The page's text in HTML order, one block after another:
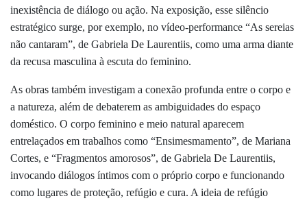
inexistência de diálogo ou ação. Na exposição, esse silêncio
estratégico surge, por exemplo, no vídeo-performance “As sereias
não cantaram”, de Gabriela De Laurentiis, como uma arma diante
da recusa masculina à escuta do feminino.
As obras também investigam a conexão profunda entre o corpo e
a natureza, além de debaterem as ambiguidades do espaço
doméstico. O corpo feminino e meio natural aparecem
entrelaçados em trabalhos como “Ensimesmamento”, de Mariana
Cortes, e “Fragmentos amorosos”, de Gabriela De Laurentiis,
invocando diálogos íntimos com o próprio corpo e funcionando
como lugares de proteção, refúgio e cura. A ideia de refúgio